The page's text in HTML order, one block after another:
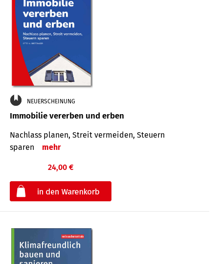
NEUERSCHEINUNG
Immobilie vererben und erben
Nachlass planen, Streit vermeiden, Steuern
sparen
mehr
24,00 €